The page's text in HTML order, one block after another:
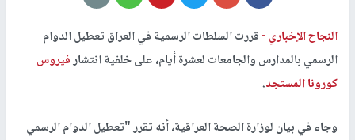
النجاح الإخباري -قررت السلطات الرسمية في العراق تعطيل الدوام
الرسمي بالمدارس والجامعات لعشرة أيام، على خلفية انتشارفيروس
كورونا المستجد.
وجاء في بيان لوزارة الصحة العراقية، أنه تقرر "تعطيل الدوام الرسمي